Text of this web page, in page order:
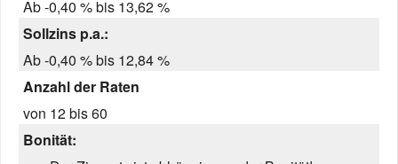
Ab -0,40 % bis 13,62 %
Sollzins p.a.:
Ab -0,40 % bis 12,84 %
Anzahl der Raten
von 12 bis 60
Bonität: